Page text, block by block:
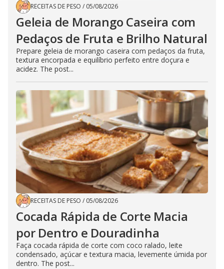
RECEITAS DE PESO / 05/08/2026
Geleia de Morango Caseira com
Pedaços de Fruta e Brilho Natural
Prepare geleia de morango caseira com pedaços da fruta,
textura encorpada e equilíbrio perfeito entre doçura e
acidez. The post...
RECEITAS DE PESO / 05/08/2026
Cocada Rápida de Corte Macia
por Dentro e Douradinha
Faça cocada rápida de corte com coco ralado, leite
condensado, açúcar e textura macia, levemente úmida por
dentro. The post...